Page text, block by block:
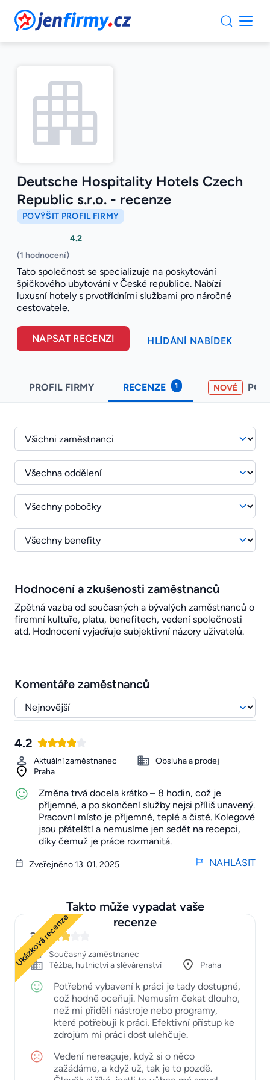
JenFirmy.cz
Deutsche Hospitality Hotels Czech
Republic s.r.o. - recenze
POVÝŠIT PROFIL FIRMY
4.2
(1 hodnocení)
Tato společnost se specializuje na poskytování
špičkového ubytování v České republice. Nabízí
luxusní hotely s prvotřídními službami pro náročné
cestovatele.
NAPSAT RECENZI HLÍDÁNÍ NABÍDEK
PROFIL FIRMY RECENZE 1 NOVÉ
Hodnocení a zkušenosti zaměstnanců
Zpětná vazba od současných a bývalých zaměstnanců o
firemní kultuře, platu, benefitech, vedení společnosti
atd. Hodnocení vyjadřuje subjektivní názory uživatelů.
Komentáře zaměstnanců
4.2
Aktuální zaměstnanec
Obsluha a prodej
Praha
Změna trvá docela krátko – 8 hodin, což je
příjemné, a po skončení služby nejsi příliš unavený.
Pracovní místo je příjemné, teplé a čisté. Kolegové
jsou přátelští a nemusíme jen sedět na recepci,
díky čemuž je práce rozmanitá.
Zveřejněno 13. 01. 2025 NAHLÁSIT
Takto může vypadat vaše
recenze
Ukázková recenze
3
Současný zaměstnanec
Těžba, hutnictví a slévárenství
Praha
Potřebné vybavení k práci je tady dostupné,
což hodně oceňuji. Nemusím čekat dlouho,
než mi přidělí nástroje nebo programy,
které potřebuji k práci. Efektivní přístup ke
zdrojům mi práci dost ulehčuje.
Vedení nereaguje, když si o něco
zažádáme, a když už, tak je to pozdě.